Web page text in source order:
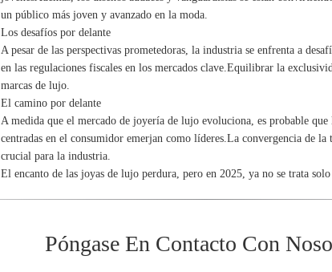
un público más joven y avanzado en la moda.
Los desafíos por delante
A pesar de las perspectivas prometedoras, la industria se enfrenta a
en las regulaciones fiscales en los mercados clave.Equilibrar la
marcas de lujo.
El camino por delante
A medida que el mercado de joyería de lujo evoluciona, es probable
centradas en el consumidor emerjan como líderes.La convergencia de
crucial para la industria.
El encanto de las joyas de lujo perdura, pero en 2025, ya no se trata
Póngase En Contacto Con